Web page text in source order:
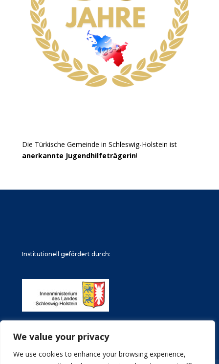
We value your privacy
We use cookies to enhance your browsing experience,
Die Türkische Gemeinde in Schleswig-Holstein ist
anerkannte Jugendhilfeträgerin!
Institutionell gefördert durch: